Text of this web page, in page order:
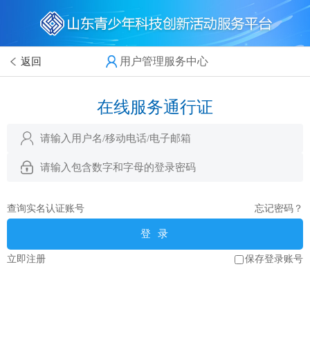
返回 用户管理服务中心
在线服务通行证
查询实名认证账号 忘记密码？
登 录
立即注册 保存登录账号